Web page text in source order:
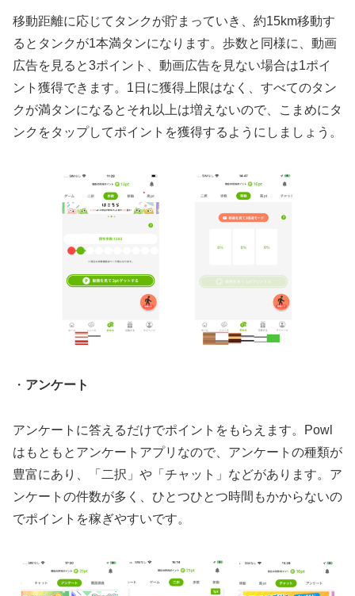
移動距離に応じてタンクが貯まっていき、約15km移動す
るとタンクが1本満タンになります。歩数と同様に、動画
広告を見ると3ポイント、動画広告を見ない場合は1ポイ
ント獲得できます。1日に獲得上限はなく、すべてのタン
クが満タンになるとそれ以上は増えないので、こまめにタ
ンクをタップしてポイントを獲得するようにしましょう。
・ アンケート
アンケートに答えるだけでポイントをもらえます。Powl
はもともとアンケートアプリなので、アンケートの種類が
豊富にあり、「二択」や「チャット」などがあります。ア
ンケートの件数が多く、ひとつひとつ時間もかからないの
でポイントを稼ぎやすいです。